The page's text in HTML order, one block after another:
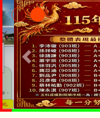
「本色